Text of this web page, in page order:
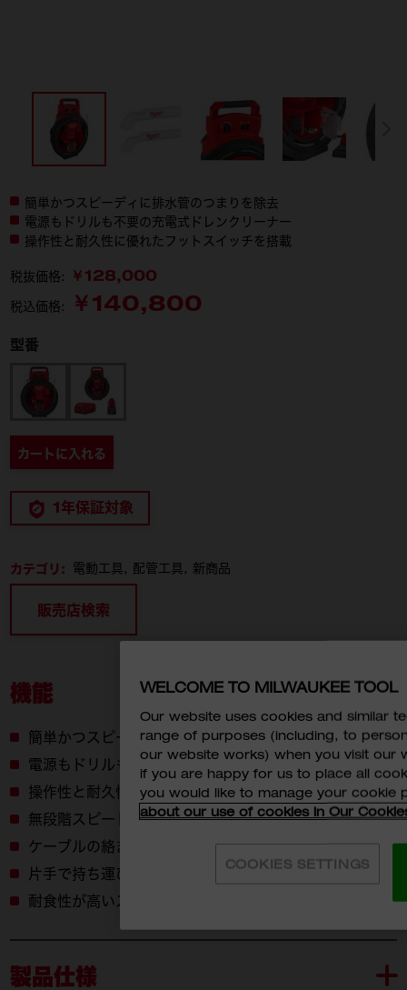
簡単かつスピーディに排水管のつまりを除去
電源もドリルも不要の充電式ドレンクリーナー
操作性と耐久性に優れたフットスイッチを搭載
税抜価格: ￥128,000
税込価格: ￥140,800
型番
M12 HSFSM-0 APJ
M12 HSFSM-201 LR JP
カートに入れる
1年保証対象
カテゴリ: 電動工具 配管工具 新商品
販売店検索
機能
簡単かつスピーディに排水管のつまりを除去
電源もドリルも不要の充電式ドレンクリーナー
操作性と耐久性に優れたフットスイッチを搭載
無段階スピード調整と回転方向切替
ケーブルの絡まりを防ぐメカニカルクラッチを採用
片手で持ち運びやすい折りたたみハンドル
耐食性が高いステンレス製チェーンノッカー
製品仕様
WELCOME TO MILWAUKEE TOOL
Our website uses cookies and similar
range of purposes (including, to
our website works) when you visit our
if you are happy for us to place all
you would like to manage your cookie
about our use of cookies in Our
COOKIES SETTINGS